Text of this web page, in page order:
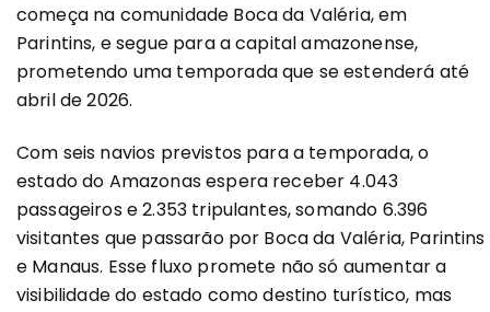
começa na comunidade Boca da Valéria, em
Parintins, e segue para a capital amazonense,
prometendo uma temporada que se estenderá até
abril de 2026.
Com seis navios previstos para a temporada, o
estado do Amazonas espera receber 4.043
passageiros e 2.353 tripulantes, somando 6.396
visitantes que passarão por Boca da Valéria, Parintins
e Manaus. Esse fluxo promete não só aumentar a
visibilidade do estado como destino turístico, mas